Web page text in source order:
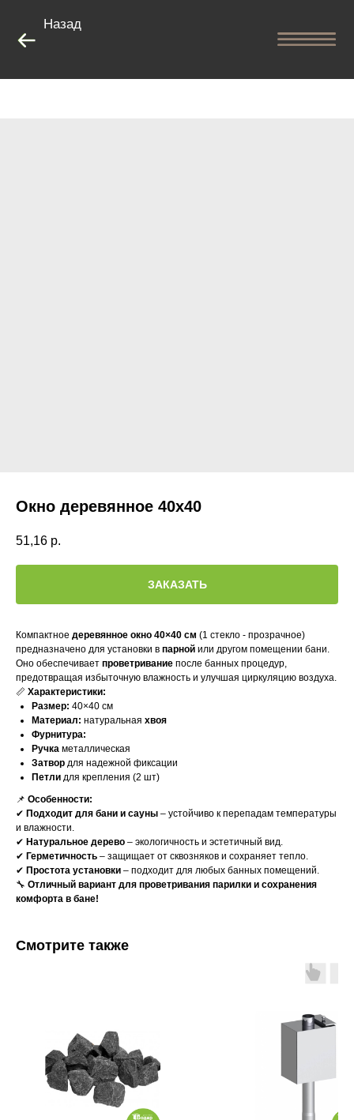
Назад
Окно деревянное 40х40
51,16 р.
ЗАКАЗАТЬ
Компактное деревянное окно 40×40 см (1 стекло - прозрачное)
предназначено для установки в парной или другом помещении бани.
Оно обеспечивает проветривание после банных процедур,
предотвращая избыточную влажность и улучшая циркуляцию воздуха.
📏 Характеристики:
Размер: 40×40 см
Материал: натуральная хвоя
Фурнитура:
Ручка металлическая
Затвор для надежной фиксации
Петли для крепления (2 шт)
📌 Особенности:
✔ Подходит для бани и сауны – устойчиво к перепадам температуры
и влажности.
✔ Натуральное дерево – экологичность и эстетичный вид.
✔ Герметичность – защищает от сквозняков и сохраняет тепло.
✔ Простота установки – подходит для любых банных помещений.
🔧 Отличный вариант для проветривания парилки и сохранения
комфорта в бане!
Смотрите также